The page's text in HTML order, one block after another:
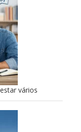
vários